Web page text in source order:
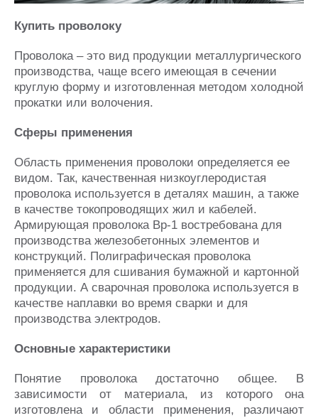
Купить проволоку
Проволока – это вид продукции металлургического
производства, чаще всего имеющая в сечении
круглую форму и изготовленная методом холодной
прокатки или волочения.
Сферы применения
Область применения проволоки определяется ее
видом. Так, качественная низкоуглеродистая
проволока используется в деталях машин, а также
в качестве токопроводящих жил и кабелей.
Армирующая проволока Вр-1 востребована для
производства железобетонных элементов и
конструкций. Полиграфическая проволока
применяется для сшивания бумажной и картонной
продукции. А сварочная проволока используется в
качестве наплавки во время сварки и для
производства электродов.
Основные характеристики
Понятие проволока достаточно общее. В
зависимости от материала, из которого она
изготовлена и области применения, различают